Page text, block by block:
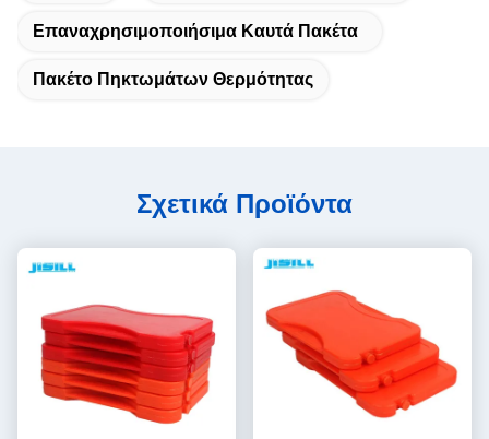
Επαναχρησιμοποιήσιμα Καυτά Πακέτα
Πακέτο Πηκτωμάτων Θερμότητας
Σχετικά Προϊόντα